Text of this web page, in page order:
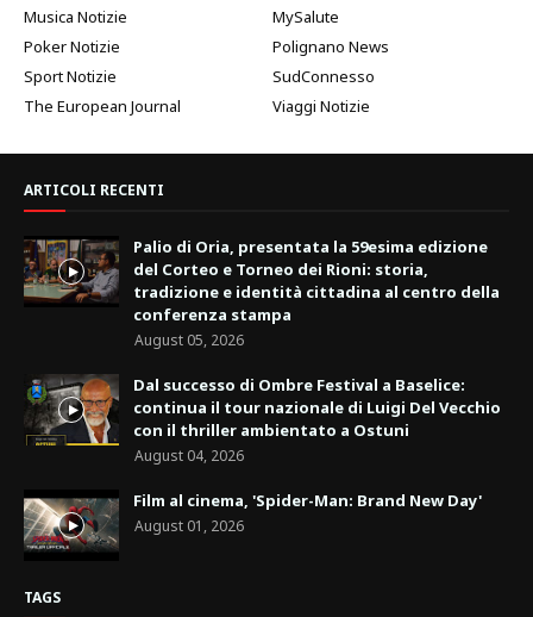
Musica Notizie
MySalute
Poker Notizie
Polignano News
Sport Notizie
SudConnesso
The European Journal
Viaggi Notizie
ARTICOLI RECENTI
Palio di Oria, presentata la 59esima edizione
del Corteo e Torneo dei Rioni: storia,
tradizione e identità cittadina al centro della
conferenza stampa
August 05, 2026
Dal successo di Ombre Festival a Baselice:
continua il tour nazionale di Luigi Del Vecchio
con il thriller ambientato a Ostuni
August 04, 2026
Film al cinema, 'Spider-Man: Brand New Day'
August 01, 2026
TAGS